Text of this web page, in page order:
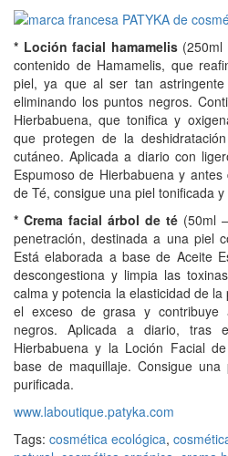
* Loción facial hamamelis(250ml
contenido de Hamamelis, que
piel, ya que al ser tan
eliminando los puntos negros.
Hierbabuena, que tonifica y
que protegen de la
cutáneo. Aplicada a diario con
Espumoso de Hierbabuena y
de Té, consigue una piel tonificada y
* Crema facial árbol de té (50ml
penetración, destinada a una piel
Está elaborada a base de Aceite
descongestiona y limpia las
calma y potencia la elasticidad de
el exceso de grasa y contribuye
negros. Aplicada a diario, tras
Hierbabuena y la Loción Facial
base de maquillaje. Consigue
purificada.
www.laboutique.patyka.com
Tags: cosmética ecológica,